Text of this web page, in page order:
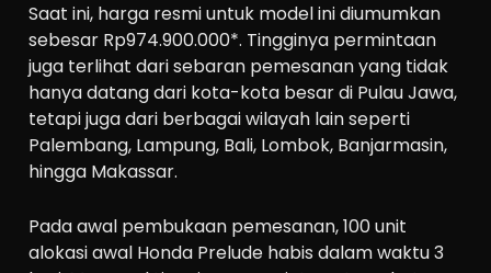
Saat ini, harga resmi untuk model ini diumumkan
sebesar Rp974.900.000*. Tingginya permintaan
juga terlihat dari sebaran pemesanan yang tidak
hanya datang dari kota-kota besar di Pulau Jawa,
tetapi juga dari berbagai wilayah lain seperti
Palembang, Lampung, Bali, Lombok, Banjarmasin,
hingga Makassar.
Pada awal pembukaan pemesanan, 100 unit
alokasi awal Honda Prelude habis dalam waktu 3